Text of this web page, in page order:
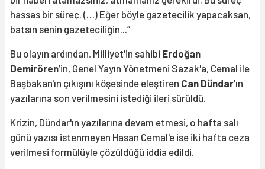
hassas bir süreç. (…) Eğer böyle gazetecilik yapacaksan,
batsın senin gazeteciliğin...”
Bu olayın ardından, Milliyet'in sahibi Erdoğan
Demirören’in, Genel Yayın Yönetmeni Sazak'a, Cemal ile
Başbakan'ın çıkışını köşesinde eleştiren Can Dündar'ın
yazılarına son verilmesini istediği ileri sürüldü.
Krizin, Dündar'ın yazılarına devam etmesi, o hafta salı
günü yazısı istenmeyen Hasan Cemal'e ise iki hafta ceza
verilmesi formülüyle çözüldüğü iddia edildi.